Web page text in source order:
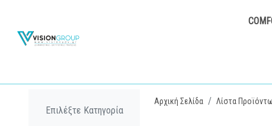
Επιλέξτε Κατηγορία
Αρχική Σελίδα Λίστα